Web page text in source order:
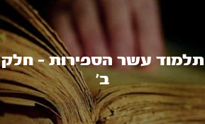
תלמוד עשר הספירות - חלק
ב’